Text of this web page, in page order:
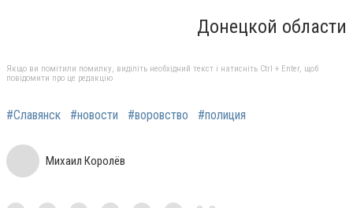
Донецкой области
Якщо ви помітили помилку, виділіть необхідний текст і натисніть Ctrl + Enter, щоб
повідомити про це редакцію
#Славянск #новости #воровство #полиция
Михаил Королёв